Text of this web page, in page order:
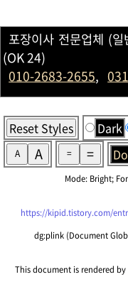
포장이사 전문업체 (
(OK 24)
010-2683-2655,
Reset Styles Dark
A A = =
Mode: Bright;
https://kipid.tistory.com/
dg:plink (Document
This document is rendered by